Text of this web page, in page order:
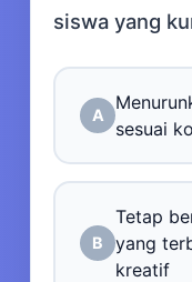
siswa yang
A
sesuai
B
Tetap
yang
kreatif